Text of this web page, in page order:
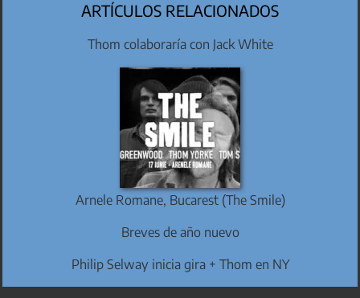
ARTÍCULOS RELACIONADOS
Thom colaboraría con Jack White
Arnele Romane, Bucarest (The Smile)
Breves de año nuevo
Philip Selway inicia gira + Thom en NY